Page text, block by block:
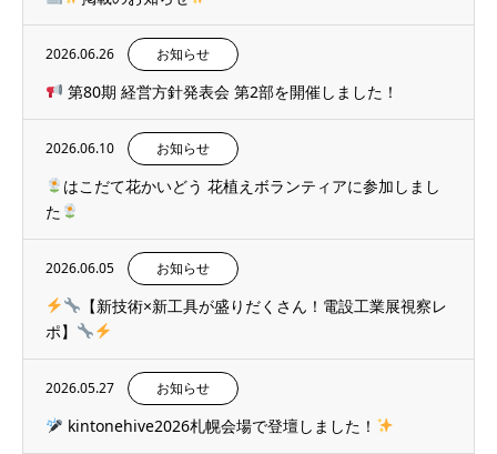
2026.06.26 お知らせ
第80期 経営方針発表会 第2部を開催しました！
2026.06.10 お知らせ
はこだて花かいどう 花植えボランティアに参加しまし
た
2026.06.05 お知らせ
【新技術×新工具が盛りだくさん！電設工業展視察レ
ポ】
2026.05.27 お知らせ
kintonehive2026札幌会場で登壇しました！